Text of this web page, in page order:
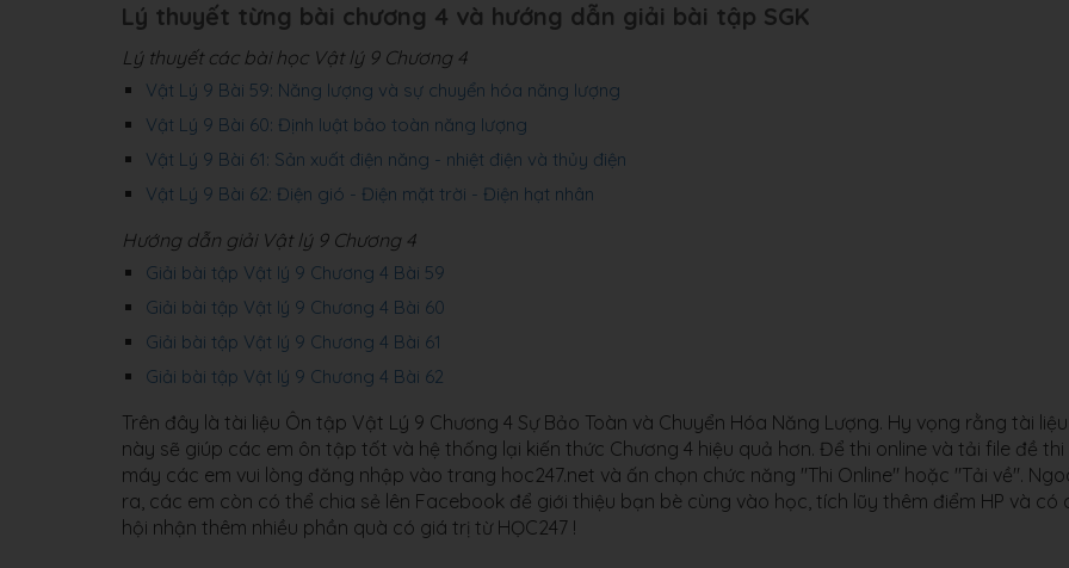
Lý thuyết từng bài chương 4 và hướng dẫn giải bài tập SGK
Lý thuyết các bài học Vật lý 9 Chương 4
Vật Lý 9 Bài 59: Năng lượng và sự chuyển hóa năng lượng
Vật Lý 9 Bài 60: Định luật bảo toàn năng lượng
Vật Lý 9 Bài 61: Sản xuất điện năng - nhiệt điện và thủy điện
Vật Lý 9 Bài 62: Điện gió - Điện mặt trời - Điện hạt nhân
Hướng dẫn giải Vật lý 9 Chương 4
Giải bài tập Vật lý 9 Chương 4 Bài 59
Giải bài tập Vật lý 9 Chương 4 Bài 60
Giải bài tập Vật lý 9 Chương 4 Bài 61
Giải bài tập Vật lý 9 Chương 4 Bài 62
Trên đây là tài liệu Ôn tập Vật Lý 9 Chương 4 Sự Bảo Toàn và Chuyển Hóa Năng Lượng. Hy vọng rằng tài liệu
này sẽ giúp các em ôn tập tốt và hệ thống lại kiến thức Chương 4 hiệu quả hơn. Để thi online và tải file đề thi
máy các em vui lòng đăng nhập vào trang hoc247.net và ấn chọn chức năng "Thi Online" hoặc "Tải về".
ra, các em còn có thể chia sẻ lên Facebook để giới thiệu bạn bè cùng vào học, tích lũy thêm điểm HP và có
hội nhận thêm nhiều phần quà có giá trị từ HỌC247 !